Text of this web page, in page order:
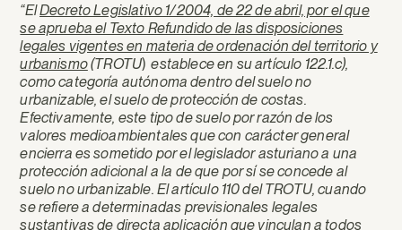
“ElDecreto Legislativo 1/2004, de 22 de abril, por el que
se aprueba el Texto Refundido de las disposiciones
legales vigentes en materia de ordenación del territorio y
urbanismo(TROTU) establece en suartículo 122.1.c),
como categoría autónoma dentro del suelo no
urbanizable, el suelo de protección de costas.
Efectivamente, este tipo de suelo por razón de los
valores medioambientales que con carácter general
encierra es sometido por el legislador asturiano a una
protección adicional a la de que por sí se concede al
suelo no urbanizable. El artículo 110 del TROTU, cuando
se refiere a determinadas previsionales legales
sustantivas de directa aplicación que vinculan a todos